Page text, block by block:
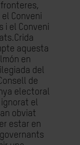
Conveni
i el Conveni
aquesta
en
del
de
electoral
el
obviat
estar en